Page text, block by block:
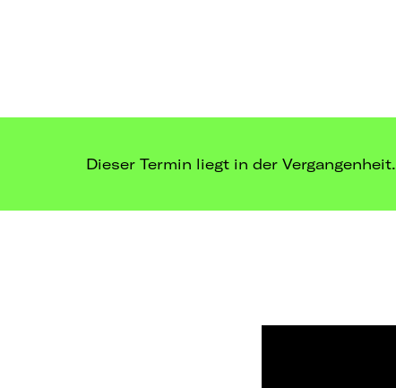
Dieser Termin liegt in der Vergangenheit.